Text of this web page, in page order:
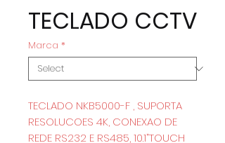
TECLADO CCTV
Marca *
TECLADO NKB5000-F , SUPORTA
RESOLUCOES 4K, CONEXAO DE
REDE RS232 E RS485, 10.1”TOUCH